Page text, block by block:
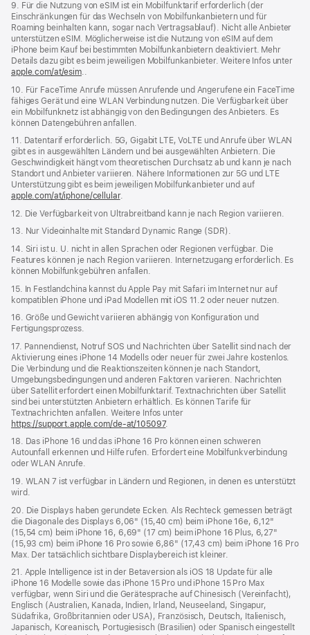
9. Für die Nutzung von eSIM ist ein Mobilfunktarif erforderlich (der
Einschränkungen für das Wechseln von Mobilfunkanbietern und für
Roaming beinhalten kann, sogar nach Vertragsablauf). Nicht alle Anbieter
unterstützen eSIM. Möglicherweise ist die Nutzung von eSIM auf dem
iPhone beim Kauf bei bestimmten Mobilfunkanbietern deaktiviert. Mehr
Details dazu gibt es beim jeweiligen Mobilfunkanbieter. Weitere Infos unter
apple.com/at/esim..
10. Für FaceTime Anrufe müssen Anrufende und Angerufene ein FaceTime
fähiges Gerät und eine WLAN Verbindung nutzen. Die Verfügbarkeit über
ein Mobilfunknetz ist abhängig von den Bedingungen des Anbieters. Es
können Datengebühren anfallen.
11. Datentarif erforderlich. 5G, Gigabit LTE, VoLTE und Anrufe über WLAN
gibt es in ausgewählten Ländern und bei ausgewählten Anbietern. Die
Geschwindigkeit hängt vom theoretischen Durchsatz ab und kann je nach
Standort und Anbieter variieren. Nähere Informationen zur 5G und LTE
Unterstützung gibt es beim jeweiligen Mobilfunkanbieter und auf
apple.com/at/iphone/cellular.
12. Die Verfügbarkeit von Ultrabreitband kann je nach Region variieren.
13. Nur Videoinhalte mit Standard Dynamic Range (SDR).
14. Siri ist u. U. nicht in allen Sprachen oder Regionen verfügbar. Die
Features können je nach Region variieren. Internetzugang erforderlich. Es
können Mobilfunkgebühren anfallen.
15. In Festlandchina kannst du Apple Pay mit Safari im Internet nur auf
kompatiblen iPhone und iPad Modellen mit iOS 11.2 oder neuer nutzen.
16. Größe und Gewicht variieren abhängig von Konfiguration und
Fertigungsprozess.
17. Pannendienst, Notruf SOS und Nachrichten über Satellit sind nach der
Aktivierung eines iPhone 14 Modells oder neuer für zwei Jahre kostenlos.
Die Verbindung und die Reaktionszeiten können je nach Standort,
Umgebungsbedingungen und anderen Faktoren variieren. Nachrichten
über Satellit erfordert einen Mobilfunktarif. Textnachrichten über Satellit
sind bei unterstützten Anbietern erhältlich. Es können Tarife für
Textnachrichten anfallen. Weitere Infos unter
https://support.apple.com/de-at/105097.
18. Das iPhone 16 und das iPhone 16 Pro können einen schweren
Autounfall erkennen und Hilfe rufen. Erfordert eine Mobilfunkverbindung
oder WLAN Anrufe.
19. WLAN 7 ist verfügbar in Ländern und Regionen, in denen es unterstützt
wird.
20. Die Displays haben gerundete Ecken. Als Rechteck gemessen beträgt
die Diagonale des Displays 6,06" (15,40 cm) beim iPhone 16e, 6,12"
(15,54 cm) beim iPhone 16, 6,69" (17 cm) beim iPhone 16 Plus, 6,27"
(15,93 cm) beim iPhone 16 Pro sowie 6,86" (17,43 cm) beim iPhone 16 Pro
Max. Der tatsächlich sichtbare Displaybereich ist kleiner.
21. Apple Intelligence ist in der Betaversion als iOS 18 Update für alle
iPhone 16 Modelle sowie das iPhone 15 Pro und iPhone 15 Pro Max
verfügbar, wenn Siri und die Gerätesprache auf Chinesisch (Vereinfacht),
Englisch (Australien, Kanada, Indien, Irland, Neuseeland, Singapur,
Südafrika, Großbritannien oder USA), Französisch, Deutsch, Italienisch,
Japanisch, Koreanisch, Portugiesisch (Brasilien) oder Spanisch eingestellt